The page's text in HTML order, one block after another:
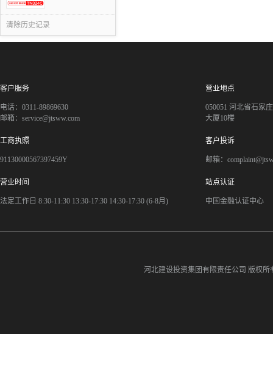
清除历史记录
客户服务
电话：0311-89869630
邮箱：service@jtsww.com
营业地点
050051 河北省石家
大厦10楼
工商执照
91130000567397459Y
客户投诉
邮箱：
营业时间
法定工作日 8:30-11:30 13:30-17:30 14:30-17:30 (6-8月)
站点认证
中国金融认证中心
河北建设投资集团有限责任公司 版权所